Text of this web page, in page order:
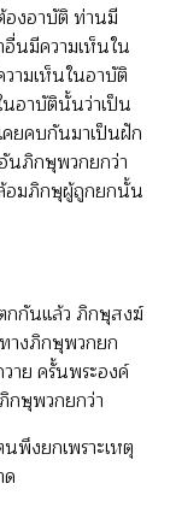
องอาบัติ ท่านมี
นมีความเห็นใน
ามเห็นในอาบัติ
อาบัตินั้นว่าเป็น
ยคบกันมาเป็นฝัก
นภิกษุพวกยกว่า
อมภิกษุผู้ถูกยกนั้น
กกันแล้ว ภิกษุสงฆ์
างภิกษุพวกยก
าย ครั้นพระองค์
กษุพวกยกว่า
งยกเพราะเหตุ